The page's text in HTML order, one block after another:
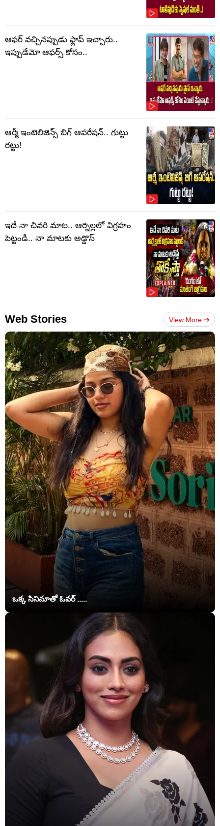
ఆఫర్ వచ్చినప్పుడు ఫ్లాప్ ఇచ్చారు..
ఇప్పుడేమో ఆఫర్స్ కోసం..
ఆర్మీ ఇంటెలిజెన్స్ బిగ్ ఆపరేషన్.. గుట్టు
రట్టు!
ఇదే నా చివరి మాట.. ఆర్నెల్లలో విగ్రహం
పెట్టండి.. నా మాటకు అడ్డొస్
Web Stories View More
ఒక్క సినిమాతో ఓవర్ .....